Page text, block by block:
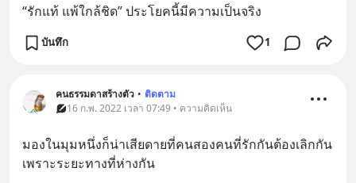
“รักแท้ แพ้ใกล้ชิด” ประโยคนี้มีความเป็นจริง
บันทึก 1
คนธรรมดาสร้างตัว • ติดตาม
16 ก.พ. 2022 เวลา 07:49 • ความคิดเห็น
มองในมุมหนึ่งก็น่าเสียดายที่คนสองคนที่รักกันต้องเลิกกัน
เพราะระยะทางที่ห่างกัน